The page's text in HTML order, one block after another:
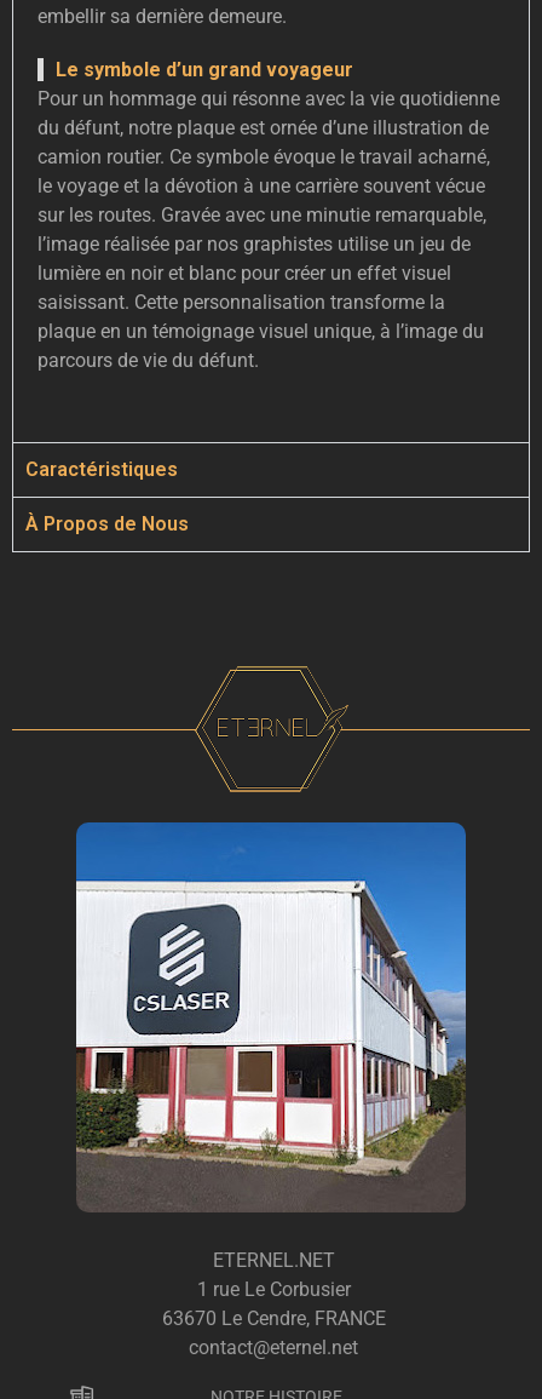
embellir sa dernière demeure.
Le symbole d’un grand voyageur
Pour un hommage qui résonne avec la vie quotidienne
du défunt, notre plaque est ornée d’une illustration de
camion routier. Ce symbole évoque le travail acharné,
le voyage et la dévotion à une carrière souvent vécue
sur les routes. Gravée avec une minutie remarquable,
l’image réalisée par nos graphistes utilise un jeu de
lumière en noir et blanc pour créer un effet visuel
saisissant. Cette personnalisation transforme la
plaque en un témoignage visuel unique, à l’image du
parcours de vie du défunt.
Caractéristiques
À Propos de Nous
ETERNEL.NET
1 rue Le Corbusier
63670 Le Cendre, FRANCE
contact@eternel.net